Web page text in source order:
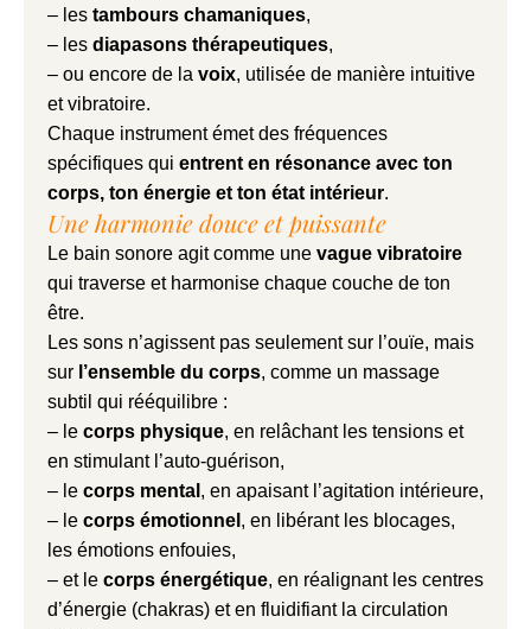
– les tambours chamaniques,
– les diapasons thérapeutiques,
– ou encore de la voix, utilisée de manière intuitive
et vibratoire.
Chaque instrument émet des fréquences
spécifiques qui entrent en résonance avec ton
corps, ton énergie et ton état intérieur.
Une harmonie douce et puissante
Le bain sonore agit comme une vague vibratoire
qui traverse et harmonise chaque couche de ton
être.
Les sons n’agissent pas seulement sur l’ouïe, mais
sur l’ensemble du corps, comme un massage
subtil qui rééquilibre :
– le corps physique, en relâchant les tensions et
en stimulant l’auto-guérison,
– le corps mental , en apaisant l’agitation intérieure,
– le corps émotionnel , en libérant les blocages,
les émotions enfouies,
– et le corps énergétique, en réalignant les centres
d’énergie (chakras) et en fluidifiant la circulation